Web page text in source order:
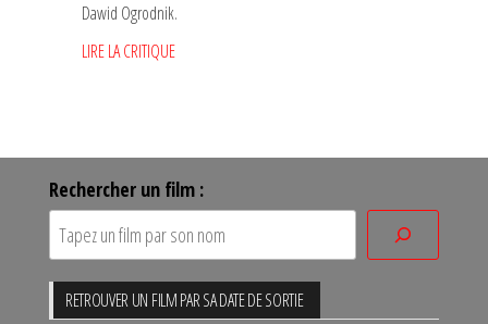
Dawid Ogrodnik.
LIRE LA CRITIQUE
Rechercher un film :
RETROUVER UN FILM PAR SA DATE DE SORTIE